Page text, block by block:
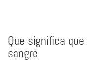
Que significa
sangre